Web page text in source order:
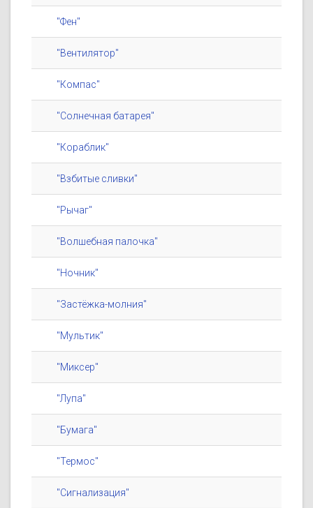
"Фен"
"Вентилятор"
"Компас"
"Солнечная батарея"
"Кораблик"
"Взбитые сливки"
"Рычаг"
"Волшебная палочка"
"Ночник"
"Застёжка-молния"
"Мультик"
"Миксер"
"Лупа"
"Бумага"
"Термос"
"Сигнализация"